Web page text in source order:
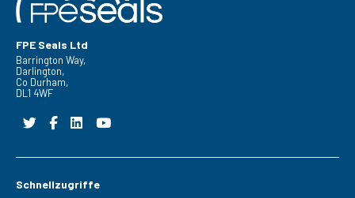
FPE Seals Ltd
Barrington Way,
Darlington,
Co Durham,
DL1 4WF
Schnellzugriffe